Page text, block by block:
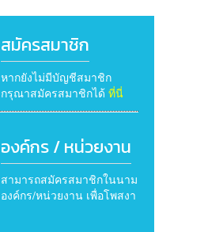
สมัครสมาชิก
หากยังไม่มีบัญชีสมาชิก
กรุณาสมัครสมาชิกได้ ที่นี่
องค์กร / หน่วยงาน
สามารถสมัครสมาชิกในนาม
องค์กร/หน่วยงาน เพื่อโพสงา